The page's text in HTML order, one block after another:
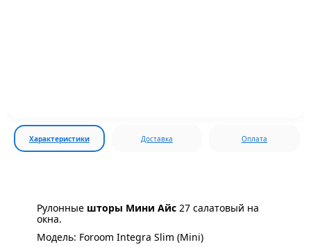
Характеристики Доставка Оплата
Рулонные шторы Мини Айс 27 салатовый на
окна.
Модель: Foroom Integra Slim (Mini)